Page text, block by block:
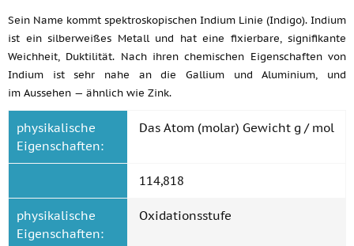
Sein Name kommt spektroskopischen Indium Linie (Indigo). Indium
ist ein silberweißes Metall und hat eine fixierbare, signifikante
Weichheit, Duktilität. Nach ihren chemischen Eigenschaften von
Indium ist sehr nahe an die Gallium und Aluminium, und
im Aussehen — ähnlich wie Zink.
physikalische
Eigenschaften:
Das Atom (molar) Gewicht g / mol
114,818
physikalische
Eigenschaften:
Oxidationsstufe